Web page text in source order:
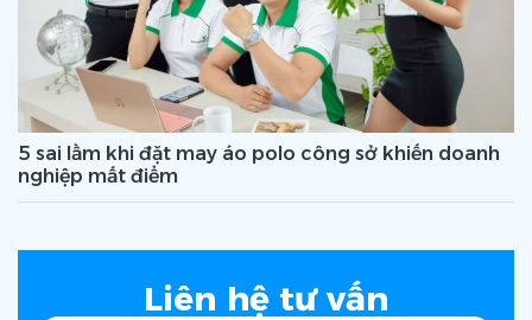
5 sai lầm khi đặt may áo polo công sở khiến doanh
nghiệp mất điểm
Liên hệ tư vấn